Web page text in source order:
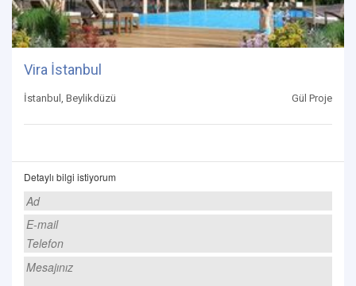
Vira İstanbul
İstanbul, Beylikdüzü Gül Proje
Detaylı bilgi istiyorum